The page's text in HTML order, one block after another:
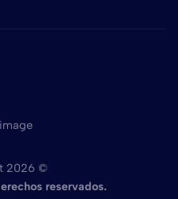
2026 ©
reservados.